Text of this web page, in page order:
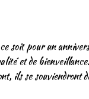
soit pour un
et de
ils se